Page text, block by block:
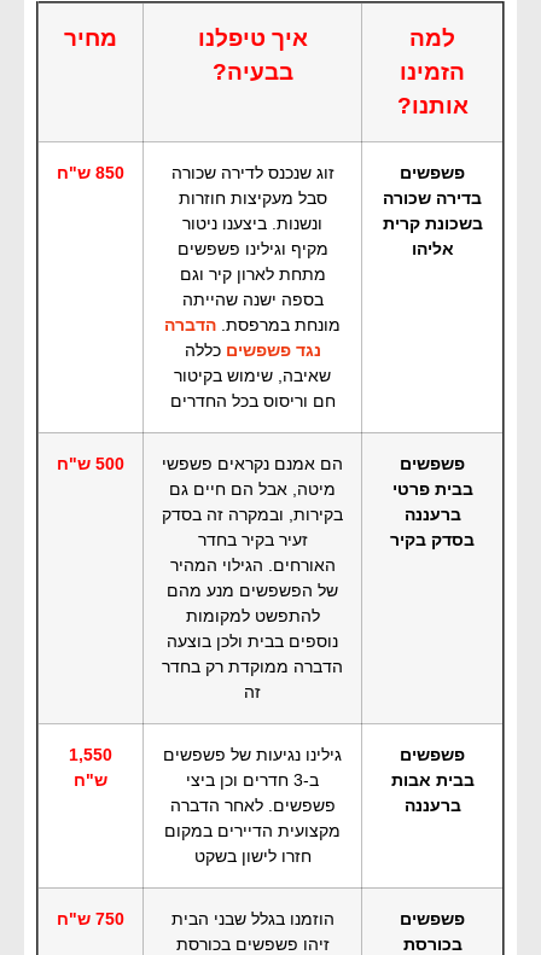
למה
הזמינו
אותנו?
איך טיפלנו
בבעיה?
מחיר
פשפשים
בדירה שכורה
בשכונת קרית
אליהו
זוג שנכנס לדירה שכורה
סבל מעקיצות חוזרות
ונשנות. ביצענו ניטור
מקיף וגילינו פשפשים
מתחת לארון קיר וגם
בספה ישנה שהייתה
מונחת במרפסת. הדברה
נגד פשפשים כללה
שאיבה, שימוש בקיטור
חם וריסוס בכל החדרים
850 ש"ח
פשפשים
בבית פרטי
ברעננה
בסדק בקיר
הם אמנם נקראים פשפשי
מיטה, אבל הם חיים גם
בקירות, ובמקרה זה בסדק
זעיר בקיר בחדר
האורחים. הגילוי המהיר
של הפשפשים מנע מהם
להתפשט למקומות
נוספים בבית ולכן בוצעה
הדברה ממוקדת רק בחדר
זה
500 ש"ח
פשפשים
בבית אבות
ברעננה
גילינו נגיעות של פשפשים
ב-3 חדרים וכן ביצי
פשפשים. לאחר הדברה
מקצועית הדיירים במקום
חזרו לישון בשקט
1,550
ש"ח
פשפשים
בכורסת
הוזמנו בגלל שבני הבית
זיהו פשפשים בכורסת
750 ש"ח